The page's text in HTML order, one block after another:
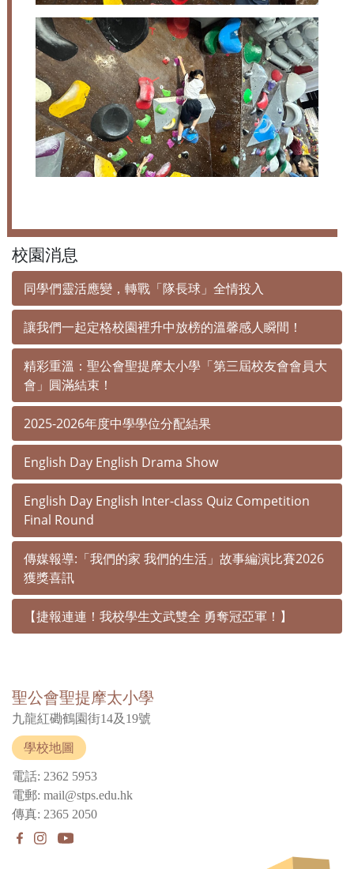
校園消息
同學們靈活應變，轉戰「隊長球」全情投入
讓我們一起定格校園裡升中放榜的溫馨感人瞬間！
精彩重溫：聖公會聖提摩太小學「第三屆校友會會員大
會」圓滿結束！
2025-2026年度中學學位分配結果
English Day English Drama Show
English Day English Inter-class Quiz Competition
Final Round
傳媒報導:「我們的家 我們的生活」故事編演比賽2026
獲獎喜訊
【捷報連連！我校學生文武雙全 勇奪冠亞軍！】
聖公會聖提摩太小學
九龍紅磡鶴園街14及19號
學校地圖
電話: 2362 5953
電郵: mail@stps.edu.hk
傳真: 2365 2050